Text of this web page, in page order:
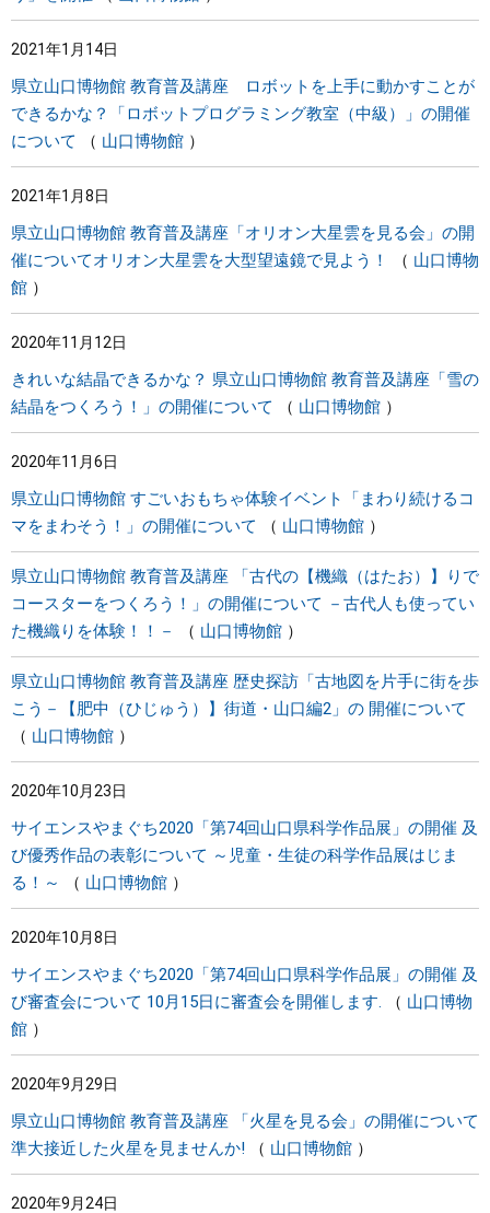
2021年1月14日
県立山口博物館 教育普及講座 ロボットを上手に動かすことが
できるかな？「ロボットプログラミング教室（中級）」の開催
について
山口博物館
2021年1月8日
県立山口博物館 教育普及講座「オリオン大星雲を見る会」の開
催についてオリオン大星雲を大型望遠鏡で見よう！
山口博物
館
2020年11月12日
きれいな結晶できるかな？ 県立山口博物館 教育普及講座「雪の
結晶をつくろう！」の開催について
山口博物館
2020年11月6日
県立山口博物館 すごいおもちゃ体験イベント「まわり続けるコ
マをまわそう！」の開催について
山口博物館
県立山口博物館 教育普及講座 「古代の【機織（はたお）】りで
コースターをつくろう！」の開催について －古代人も使ってい
た機織りを体験！！－
山口博物館
県立山口博物館 教育普及講座 歴史探訪「古地図を片手に街を歩
こう－【肥中（ひじゅう）】街道・山口編2」の 開催について
山口博物館
2020年10月23日
サイエンスやまぐち2020「第74回山口県科学作品展」の開催 及
び優秀作品の表彰について ～児童・生徒の科学作品展はじま
る！～
山口博物館
2020年10月8日
サイエンスやまぐち2020「第74回山口県科学作品展」の開催 及
び審査会について 10月15日に審査会を開催します.
山口博物
館
2020年9月29日
県立山口博物館 教育普及講座 「火星を見る会」の開催について
準大接近した火星を見ませんか!
山口博物館
2020年9月24日